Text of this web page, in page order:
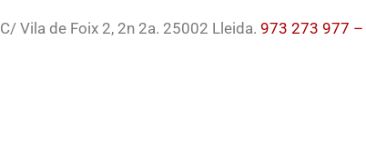
C/ Vila de Foix 2, 2n 2a. 25002 Lleida. 973 273 977 –